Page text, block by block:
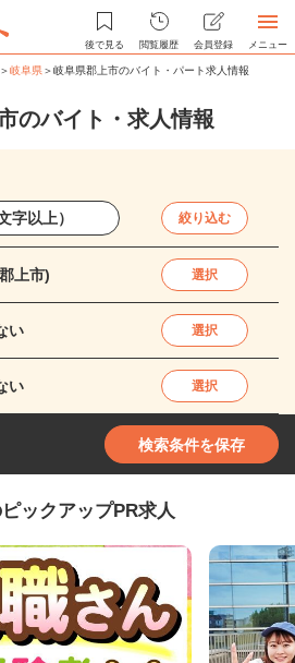
後で見る 閲覧履歴 会員登録 メニュー
＞岐阜県＞岐阜県郡上市のバイト・パート求人情報
のバイト・求人情報
絞り込む
上市) 選択
い 選択
い 選択
検索条件を保存
ックアップPR求人